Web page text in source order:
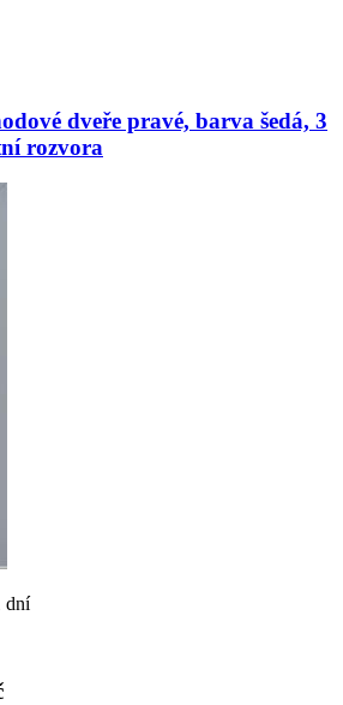
dveře pravé, barva šedá, 3
rozvora
dní